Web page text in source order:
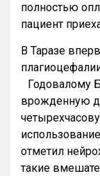
полностью
пациент
В Таразе
Годовалому
врожденную
отметил
такие